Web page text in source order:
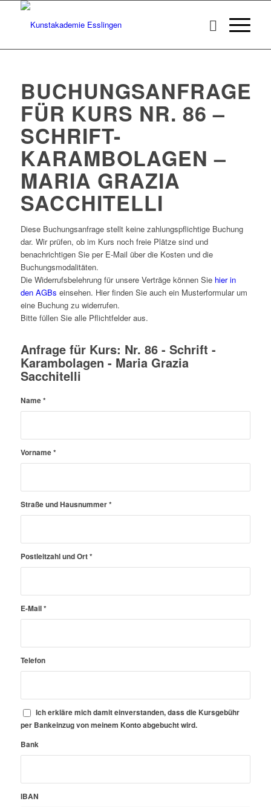
BUCHUNGSANFRAGE
FÜR KURS NR. 86 –
SCHRIFT-
KARAMBOLAGEN –
MARIA GRAZIA
SACCHITELLI
Diese Buchungsanfrage stellt keine zahlungspflichtige Buchung
dar. Wir prüfen, ob im Kurs noch freie Plätze sind und
benachrichtigen Sie per E-Mail über die Kosten und die
Buchungsmodalitäten.
Die Widerrufsbelehrung für unsere Verträge können Sie hier in
den AGBs einsehen. Hier finden Sie auch ein Musterformular um
eine Buchung zu widerrufen.
Bitte füllen Sie alle Pflichtfelder aus.
Anfrage für Kurs: Nr. 86 - Schrift -
Karambolagen - Maria Grazia
Sacchitelli
Name*
Vorname*
Straße und Hausnummer*
Postleitzahl und Ort*
E-Mail*
Telefon
Ich erkläre mich damit einverstanden, dass die Kursgebühr
per Bankeinzug von meinem Konto abgebucht wird.
Bank
IBAN